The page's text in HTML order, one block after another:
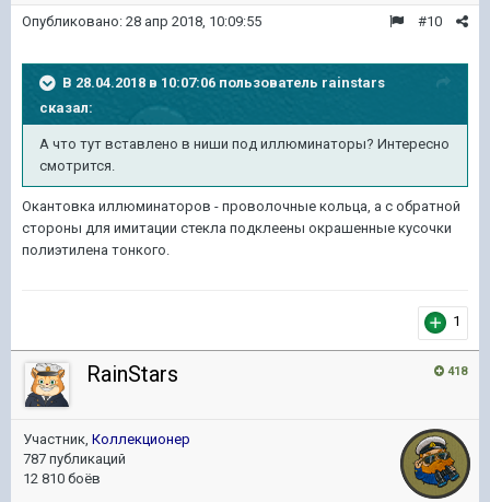
#10
Опубликовано: 28 апр 2018, 10:09:55
В 28.04.2018 в 10:07:06 пользователь rainstars
сказал:
А что тут вставлено в ниши под иллюминаторы? Интересно
смотрится.
Окантовка иллюминаторов - проволочные кольца, а с обратной
стороны для имитации стекла подклеены окрашенные кусочки
полиэтилена тонкого.
1
418
RainStars
Участник, Коллекционер
787 публикаций
12 810 боёв